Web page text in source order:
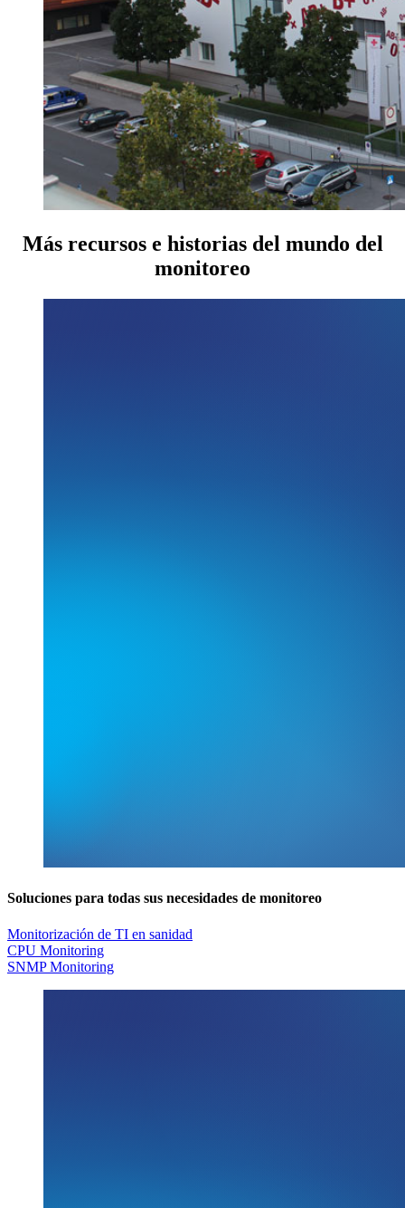
Más recursos e historias del mundo del
monitoreo
Soluciones para todas sus necesidades de monitoreo
Monitorización de TI en sanidad
CPU Monitoring
SNMP Monitoring